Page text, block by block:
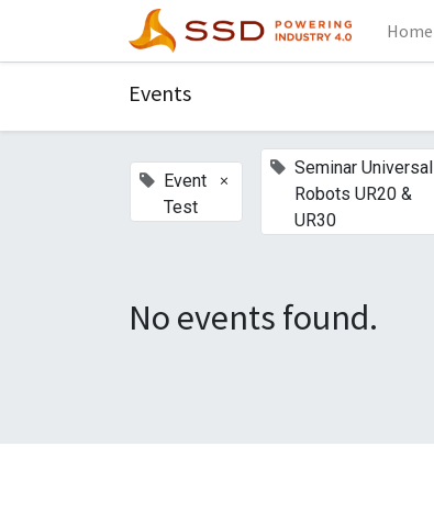
Home
Events
Event
Test
×
Seminar Universal
Robots UR20 &
UR30
No events found.